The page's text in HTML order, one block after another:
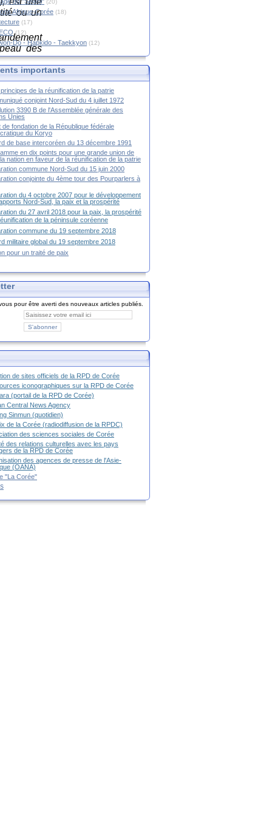
ou un
des
soit
(20)
Afrique-Corée (18)
(17)
(12)
Do - Hapkido - Taekkyon (12)
importants
de la réunification de la patrie
conjoint Nord-Sud du 4 juillet 1972
3390 B de l'Assemblée générale des
Unies
de fondation de la République fédérale
du Koryo
de base intercoréen du 13 décembre 1991
en dix points pour une grande union de
nation en faveur de la réunification de la patrie
commune Nord-Sud du 15 juin 2000
conjointe du 4ème tour des Pourparlers à
du 4 octobre 2007 pour le développement
Nord-Sud, la paix et la prospérité
du 27 avril 2018 pour la paix, la prospérité
de la péninsule coréenne
commune du 19 septembre 2018
militaire global du 19 septembre 2018
pour un traité de paix
pour être averti des nouveaux articles publiés.
de sites officiels de la RPD de Corée
iconographiques sur la RPD de Corée
(portail de la RPD de Corée)
Central News Agency
Sinmun (quotidien)
de la Corée (radiodiffusion de la RPDC)
des sciences sociales de Corée
des relations culturelles avec les pays
ers de la RPD de Corée
des agences de presse de l'Asie-
(OANA)
"La Corée"